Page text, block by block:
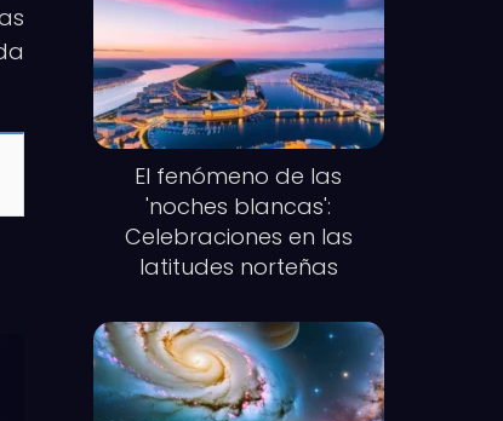
El fenómeno de las
'noches blancas':
Celebraciones en las
latitudes norteñas